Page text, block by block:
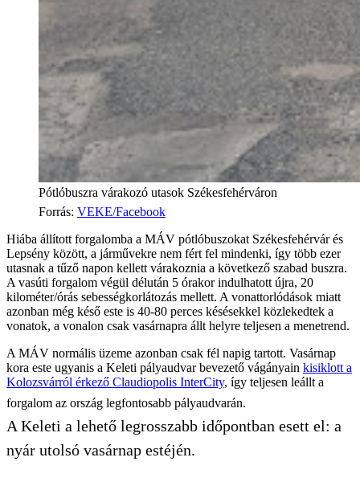
Pótlóbuszra várakozó utasok Székesfehérváron
Forrás: VEKE/Facebook
Hiába állított forgalomba a MÁV pótlóbuszokat Székesfehérvár és
Lepsény között, a járművekre nem fért fel mindenki, így több ezer
utasnak a tűző napon kellett várakoznia a következő szabad buszra.
A vasúti forgalom végül délután 5 órakor indulhatott újra, 20
kilométer/órás sebességkorlátozás mellett. A vonattorlódások miatt
azonban még késő este is 40-80 perces késésekkel közlekedtek a
vonatok, a vonalon csak vasárnapra állt helyre teljesen a menetrend.
A MÁV normális üzeme azonban csak fél napig tartott. Vasárnap
kora este ugyanis a Keleti pályaudvar bevezető vágányain kisiklott a
Kolozsvárról érkező Claudiopolis InterCity, így teljesen leállt a
forgalom az ország legfontosabb pályaudvarán.
A Keleti a lehető legrosszabb időpontban esett el: a
nyár utolsó vasárnap estéjén.